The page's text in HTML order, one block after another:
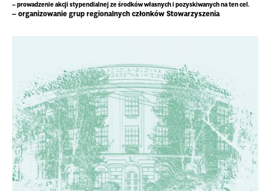
– prowadzenie akcji stypendialnej ze środków własnych i pozyskiwanych na ten cel.
– organizowanie grup regionalnych członków Stowarzyszenia